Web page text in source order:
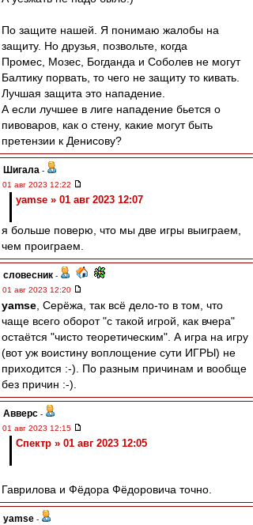
По защите нашей. Я понимаю жалобы на
защиту. Но друзья, позвольте, когда
Промес, Мозес, Богданда и Соболев не могут
Балтику порвать, то чего не защиту то кивать.
Лучшая защита это нападение.
А если лучшее в лиге нападение бьется о
пивоваров, как о стену, какие могут быть
претензии к Денисову?
Шигала -
01 авг 2023 12:22
yamse » 01 авг 2023 12:07
я больше поверю, что мы две игры выиграем,
чем проиграем.
словесник -
01 авг 2023 12:20
yamse , Серёжа, так всё дело-то в том, что
чаще всего оборот "с такой игрой, как вчера"
остаётся "чисто теоретическим". А игра на игру
(вот уж воистину воплощение сути ИГРЫ) не
приходится :-). По разным причинам и вообще
без причин :-).
Авверс -
01 авг 2023 12:15
Спектр » 01 авг 2023 12:05
Гаврилова и Фёдора Фёдоровича точно.
yamse -